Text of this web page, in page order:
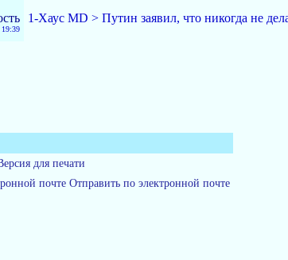
19:39
1-Хаус MD > Путин заявил, что никогда не
для печати
Отправить по электронной почте